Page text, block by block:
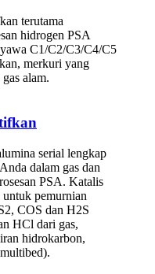
terutama
hidrogen PSA
C1/C2/C3/C4/C5
merkuri yang
alam.
serial lengkap
dalam gas dan
PSA. Katalis
untuk pemurnian
COS dan H2S
HCl dari gas,
hidrokarbon,